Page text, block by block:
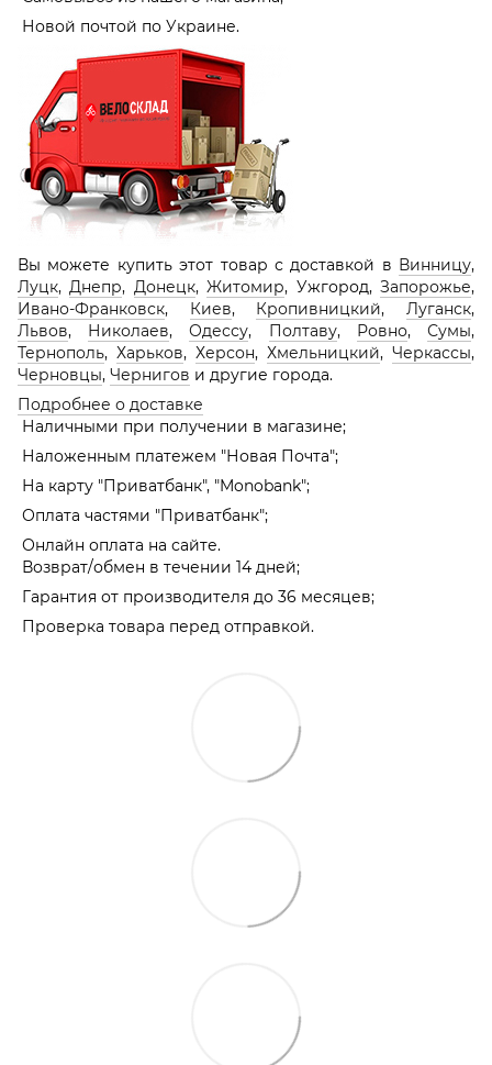
Новой почтой по Украине.
Вы можете купить этот товар с доставкой в Винницу,
Луцк,Днепр, Донецк,Житомир, Ужгород,Запорожье,
Ивано-Франковск, Киев, Кропивницкий,Луганск,
Львов, Николаев,Одессу, Полтаву, Ровно,Сумы,
Тернополь, Харьков, Херсон, Хмельницкий, Черкассы,
Черновцы, Чернигов и другие города.
Подробнее о доставке
Наличными при получении в магазине;
Наложенным платежем "Новая Почта";
На карту "Приватбанк", "Monobank";
Оплата частями "Приватбанк";
Онлайн оплата на сайте.
Возврат/обмен в течении 14 дней;
Гарантия от производителя до 36 месяцев;
Проверка товара перед отправкой.